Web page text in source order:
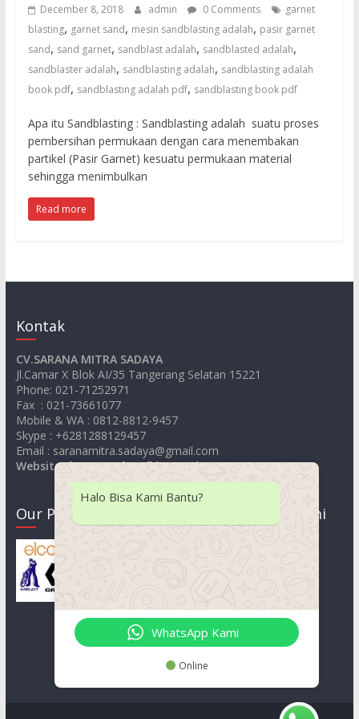
untuk
sandblasting
dan
waterjet
cut
December 8, 2018 admin 0 Comments
garnet
blasting, garnet sand, mesin sandblasting adalah, pasir garnet
sand, sand garnet, sandblast adalah, sandblasted adalah,
sandblaster adalah, sandblasting adalah, sandblasting adalah
book pdf, sandblasting adalah pdf, sandblasting book pdf
Apa itu Sandblasting : Sandblasting adalah suatu proses
pembersihan permukaan dengan cara menembakan
partikel (Pasir Garnet) kesuatu permukaan material
sehingga menimbulkan
Read more
Kontak
CV.SARANA MITRA SADAYA
Jl.Camar X Blok AI/35 Tangerang Selatan 15221
Phone: 021-71252971
Fax : 021-73661077
Mobile & WA : 0812-8812-9457
Skype : +6281288129457
Email : saranamitra.sadaya@gmail.com
Website:https://jualsandblastingelcometer.com
Our Product Lokasi Kami
Halo Bisa Kami Bantu?
WhatsApp Kami
Online